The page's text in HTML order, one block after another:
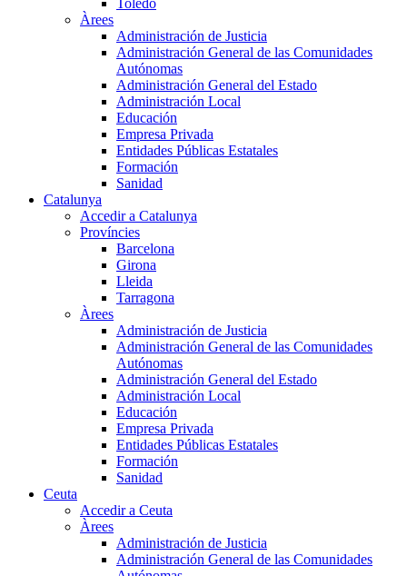
Toledo
Àrees
Administración de Justicia
Administración General de las Comunidades
Autónomas
Administración General del Estado
Administración Local
Educación
Empresa Privada
Entidades Públicas Estatales
Formación
Sanidad
Catalunya
Accedir a Catalunya
Províncies
Barcelona
Girona
Lleida
Tarragona
Àrees
Administración de Justicia
Administración General de las Comunidades
Autónomas
Administración General del Estado
Administración Local
Educación
Empresa Privada
Entidades Públicas Estatales
Formación
Sanidad
Ceuta
Accedir a Ceuta
Àrees
Administración de Justicia
Administración General de las Comunidades